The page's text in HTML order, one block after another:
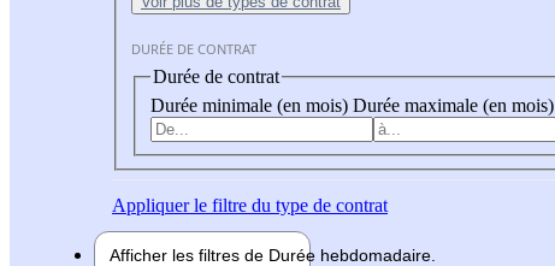
DURÉE DE CONTRAT
Durée de contrat
Durée minimale (en mois) Durée maximale (en mois)
Appliquerle filtre du type de contrat
Afficher les filtres de Durée hebdomadaire